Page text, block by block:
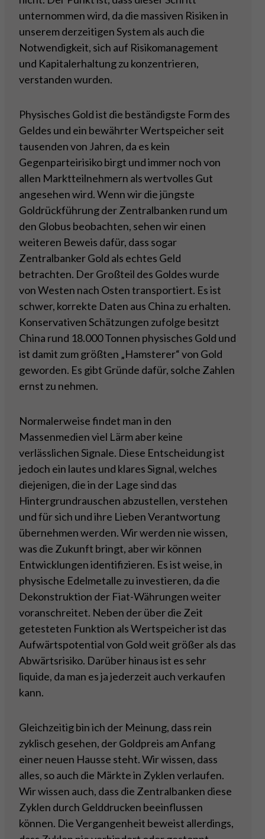
unternommen wird, da die massiven Risiken in
unserem derzeitigen System als auch die
Notwendigkeit, sich auf Risikomanagement
und Kapitalerhaltung zu konzentrieren,
verstanden wurden.
Physisches Gold ist die beständigste Form des
Geldes und ein bewährter Wertspeicher seit
tausenden von Jahren, da es kein
Gegenparteirisiko birgt und immer noch von
allen Marktteilnehmern als wertvolles Gut
angesehen wird. Wenn wir die jüngste
Goldrückführung der Zentralbanken rund um
den Globus beobachten, sehen wir einen
weiteren Beweis dafür, dass sogar
Zentralbanker Gold als echtes Geld
betrachten. Der Großteil des Goldes wurde
von Westen nach Osten transportiert. Es ist
schwer, korrekte Daten aus China zu erhalten.
Konservativen Schätzungen zufolge besitzt
China rund 18.000 Tonnen physisches Gold und
ist damit zum größten „Hamsterer“ von Gold
geworden. Es gibt Gründe dafür, solche Zahlen
ernst zu nehmen.
Normalerweise findet man in den
Massenmedien viel Lärm aber keine
verlässlichen Signale. Diese Entscheidung ist
jedoch ein lautes und klares Signal, welches
diejenigen, die in der Lage sind das
Hintergrundrauschen abzustellen, verstehen
und für sich und ihre Lieben Verantwortung
übernehmen werden. Wir werden nie wissen,
was die Zukunft bringt, aber wir können
Entwicklungen identifizieren. Es ist weise, in
physische Edelmetalle zu investieren, da die
Dekonstruktion der Fiat-Währungen weiter
voranschreitet. Neben der über die Zeit
getesteten Funktion als Wertspeicher ist das
Aufwärtspotential von Gold weit größer als das
Abwärtsrisiko. Darüber hinaus ist es sehr
liquide, da man es ja jederzeit auch verkaufen
kann.
Gleichzeitig bin ich der Meinung, dass rein
zyklisch gesehen, der Goldpreis am Anfang
einer neuen Hausse steht. Wir wissen, dass
alles, so auch die Märkte in Zyklen verlaufen.
Wir wissen auch, dass die Zentralbanken diese
Zyklen durch Gelddrucken beeinflussen
können. Die Vergangenheit beweist allerdings,